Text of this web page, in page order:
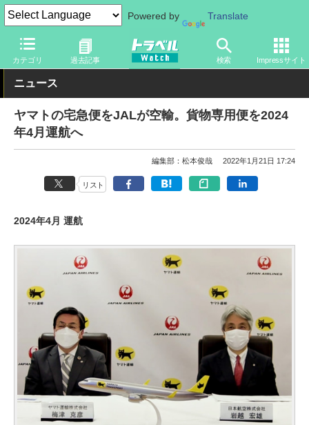
Powered by Translate
カテゴリ 過去記事 検索 Impressサイト
トラベル Watch 企業・政府・官庁 国内エアライン JAL
ニュース
ヤマトの宅急便をJALが空輸。貨物専用便を2024
年4月運航へ
編集部：松本俊哉 2022年1月21日 17:24
リスト
2024年4月 運航